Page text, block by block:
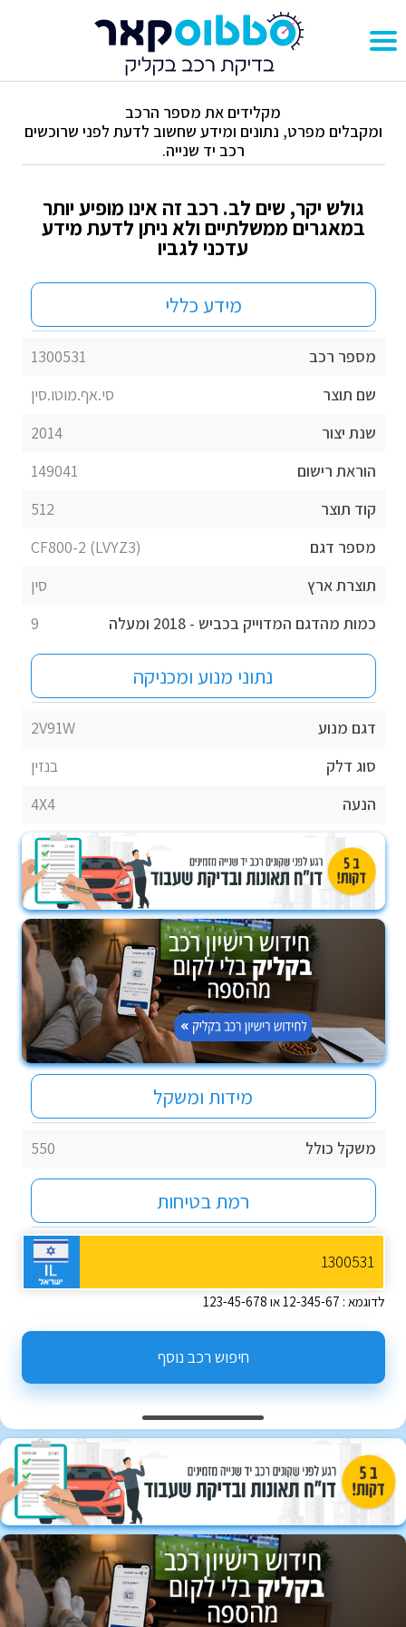
מקלידים את מספר הרכב
ומקבלים מפרט, נתונים ומידע שחשוב לדעת לפני שרוכשים
רכב יד שנייה.
גולש יקר, שים לב. רכב זה אינו מופיע יותר
במאגרים ממשלתיים ולא ניתן לדעת מידע
עדכני לגביו
מידע כללי
מספר רכב
1300531
שם תוצר
סי.אף.מוטו.סין
שנת יצור
2014
הוראת רישום
149041
קוד תוצר
512
מספר דגם
CF800-2 (LVYZ3)
תוצרת ארץ
סין
כמות מהדגם המדוייק בכביש - 2018 ומעלה
9
נתוני מנוע ומכניקה
דגם מנוע
2V91W
סוג דלק
בנזין
הנעה
4X4
מידות ומשקל
משקל כולל 550
רמת בטיחות
לדוגמא : 12-345-67 או 123-45-678
חיפוש רכב נוסף